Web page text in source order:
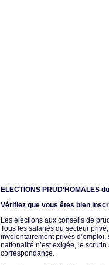
ELECTIONS PRUD’HOMALES
Vérifiez que vous êtes bien
Les élections aux conseils de
Tous les salariés du secteur
involontairement privés
nationalité n’est exigée, le
correspondance.